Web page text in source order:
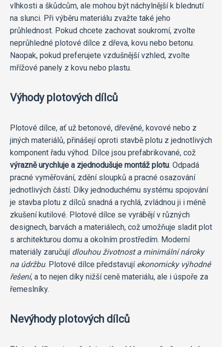
vlhkosti a škůdcům, ale mohou být náchylnější k blednutí
na slunci. Při výběru materiálu zvažte také jeho
průhlednost. Pokud chcete zachovat soukromí, zvolte
neprůhledné plotové dílce z dřeva, kovu nebo betonu.
Naopak, pokud preferujete vzdušnější vzhled, zvolte
mřížové panely z kovu nebo plastu.
Výhody plotových dílců
Plotové dílce, ať už betonové, dřevěné, kovové nebo z
jiných materiálů, přinášejí oproti stavbě plotu z jednotlivých
komponent řadu výhod. Dílce jsou prefabrikované, což
výrazně urychluje a zjednodušuje montáž plotu. Odpadá
pracné vyměřování, zdění sloupků a pracné osazování
jednotlivých částí. Díky jednoduchému systému spojování
je stavba plotu z dílců snadná a rychlá, zvládnou ji i méně
zkušení kutilové. Plotové dílce se vyrábějí v různých
designech, barvách a materiálech, což umožňuje sladit plot
s architekturou domu a okolním prostředím. Moderní
materiály zaručují dlouhou životnost a minimální nároky
na údržbu. Plotové dílce představují ekonomicky výhodné
řešení, a to nejen díky nižší ceně materiálu, ale i úspoře za
řemeslníky.
Nevýhody plotových dílců